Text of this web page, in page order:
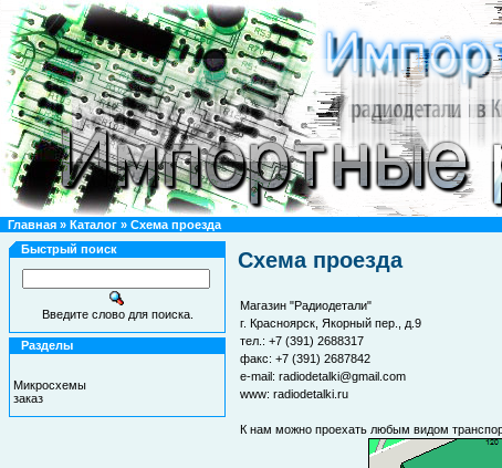
Главная » Каталог » Схема проезда
Быстрый поиск
Введите слово для поиска.
Разделы
Микросхемы
заказ
Схема проезда
Магазин "Радиодетали"
г. Красноярск, Якорный пер., д.9
тел.: +7 (391) 2688317
факс: +7 (391) 2687842
e-mail: radiodetalki@gmail.com
www: radiodetalki.ru
К нам можно проехать любым видом